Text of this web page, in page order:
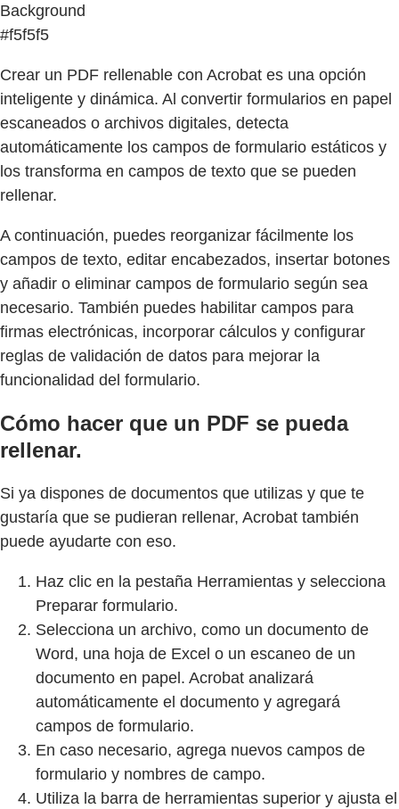
Background
#f5f5f5
Crear un PDF rellenable con Acrobat es una opción
inteligente y dinámica. Al convertir formularios en papel
escaneados o archivos digitales, detecta
automáticamente los campos de formulario estáticos y
los transforma en campos de texto que se pueden
rellenar.
A continuación, puedes reorganizar fácilmente los
campos de texto, editar encabezados, insertar botones
y añadir o eliminar campos de formulario según sea
necesario. También puedes habilitar campos para
firmas electrónicas, incorporar cálculos y configurar
reglas de validación de datos para mejorar la
funcionalidad del formulario.
Cómo hacer que un PDF se pueda
rellenar.
Si ya dispones de documentos que utilizas y que te
gustaría que se pudieran rellenar, Acrobat también
puede ayudarte con eso.
Haz clic en la pestaña Herramientas y selecciona
Preparar formulario.
Selecciona un archivo, como un documento de
Word, una hoja de Excel o un escaneo de un
documento en papel. Acrobat analizará
automáticamente el documento y agregará
campos de formulario.
En caso necesario, agrega nuevos campos de
formulario y nombres de campo.
Utiliza la barra de herramientas superior y ajusta el